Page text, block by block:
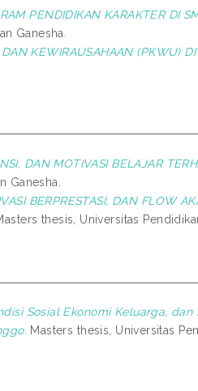
PENDIDIKAN KARAKTER DI
Ganesha.
KEWIRAUSAHAAN (PKWU) DI
DAN MOTIVASI BELAJAR
Ganesha.
BERPRESTASI, DAN FLOW
thesis, Universitas
Sosial Ekonomi Keluarga,
Masters thesis, Universitas